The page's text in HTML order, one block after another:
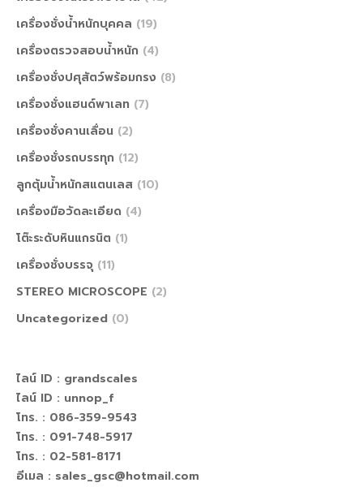
เครื่องชั่งน้ำหนักบุคคล (19)
เครื่องตรวจสอบน้ำหนัก (4)
เครื่องชั่งปศุสัตว์พร้อมกรง (8)
เครื่องชั่งแฮนด์พาเลท (7)
เครื่องชั่งคานเลื่อน (2)
เครื่องชั่งรถบรรทุก (12)
ลูกตุ้มน้ำหนักสแตนเลส (10)
เครื่องมือวัดละเอียด (4)
โต๊ะระดับหินแกรนิต (1)
เครื่องชั่งบรรจุ (11)
STEREO MICROSCOPE (2)
Uncategorized (0)
ไลน์ ID : grandscales
ไลน์ ID : unnop_f
โทร. : 086-359-9543
โทร. : 091-748-5917
โทร. : 02-581-8171
อีเมล : sales_gsc@hotmail.com